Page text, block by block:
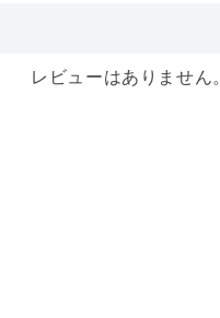
レビューはありません